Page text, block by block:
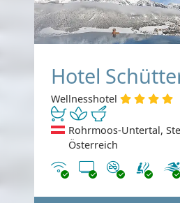
Hotel
Wellnesshotel
Rohrmoos-Untertal,
Österreich
Internet
TV Nichtraucher